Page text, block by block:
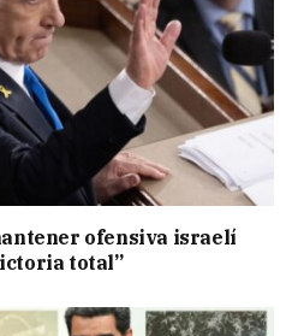
ofensiva israelí
total”